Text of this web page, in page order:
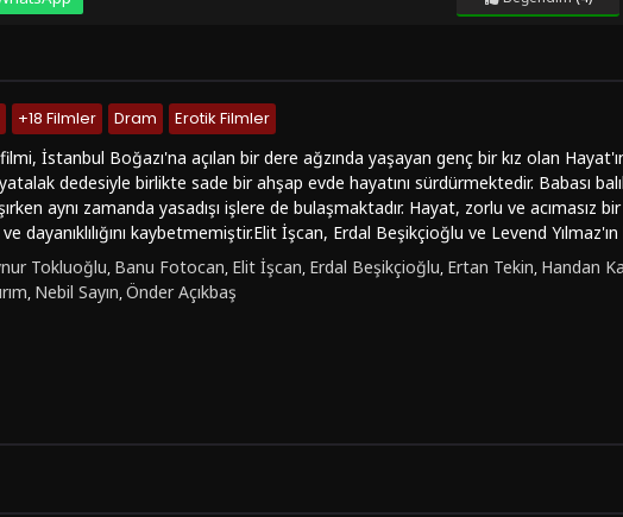
+18 Filmler Dram
Erotik Filmler
İstanbul Boğazı'na açılan bir dere ağzında yaşayan genç bir kız olan
dedesiyle birlikte sade bir ahşap evde hayatını sürdürmektedir. Babası
aynı zamanda yasadışı işlere de bulaşmaktadır. Hayat, zorlu ve acımasız
dayanıklılığını kaybetmemiştir.Elit İşcan, Erdal Beşikçioğlu ve Levend
ve seyircilere duygusal bir deneyim sunuyor. Hayat'ın cesareti ve umudu,
güzelliklerini ve aynı zamanda karanlık yönlerini de gözler önüne
değerli bir örneği olmakla kalmayıp aynı zamanda insanın içsel gücünü ve yaşam
Tokluoğlu, Banu Fotocan, Elit İşcan, Erdal Beşikçioğlu, Ertan Tekin, Handan
, Nebil Sayın,Önder Açıkbaş